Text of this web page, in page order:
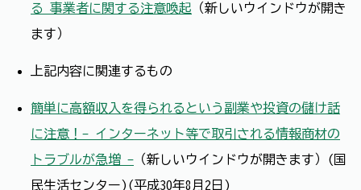
る 事業者に関する注意喚起 （新しいウインドウが開き
ます）
上記内容に関連するもの
簡単に高額収入を得られるという副業や投資の儲け話
に注意！- インターネット等で取引される情報商材の
トラブルが急増 - （新しいウインドウが開きます）(国
民生活センター)(平成30年8月2日)